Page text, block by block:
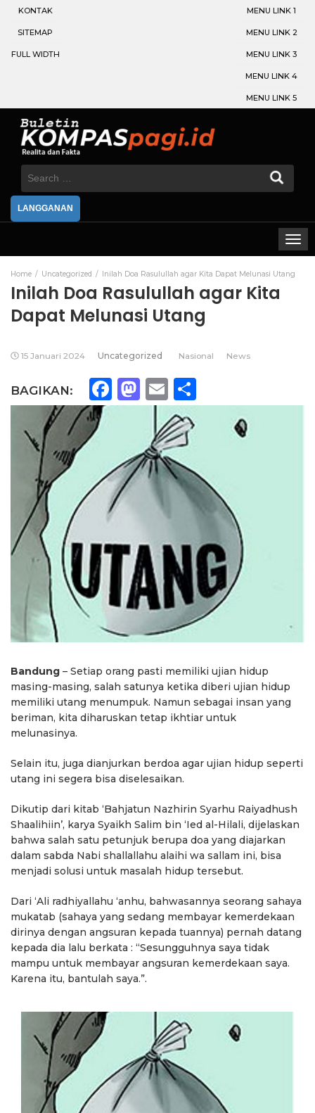
KONTAK
SITEMAP
FULL WIDTH
MENU LINK 1
MENU LINK 2
MENU LINK 3
MENU LINK 4
MENU LINK 5
Search
LANGGANAN
Home Uncategorized Inilah Doa Rasulullah agar Kita Dapat Melunasi Utang
Inilah Doa Rasulullah agar Kita
Dapat Melunasi Utang
15 Januari 2024 Uncategorized Nasional News
BAGIKAN: Facebook
Mastodon
Email
Bandung – Setiap orang pasti memiliki ujian hidup
masing-masing, salah satunya ketika diberi ujian hidup
memiliki utang menumpuk. Namun sebagai insan yang
beriman, kita diharuskan tetap ikhtiar untuk
melunasinya.
Selain itu, juga dianjurkan berdoa agar ujian hidup seperti
utang ini segera bisa diselesaikan.
Dikutip dari kitab ‘Bahjatun Nazhirin Syarhu Raiyadhush
Shaalihiin’, karya Syaikh Salim bin ‘Ied al-Hilali, dijelaskan
bahwa salah satu petunjuk berupa doa yang diajarkan
dalam sabda Nabi shallallahu alaihi wa sallam ini, bisa
menjadi solusi untuk masalah hidup tersebut.
Dari ‘Ali radhiyallahu ‘anhu, bahwasannya seorang sahaya
mukatab (sahaya yang sedang membayar kemerdekaan
dirinya dengan angsuran kepada tuannya) pernah datang
kepada dia lalu berkata : “Sesungguhnya saya tidak
mampu untuk membayar angsuran kemerdekaan saya.
Karena itu, bantulah saya.”.